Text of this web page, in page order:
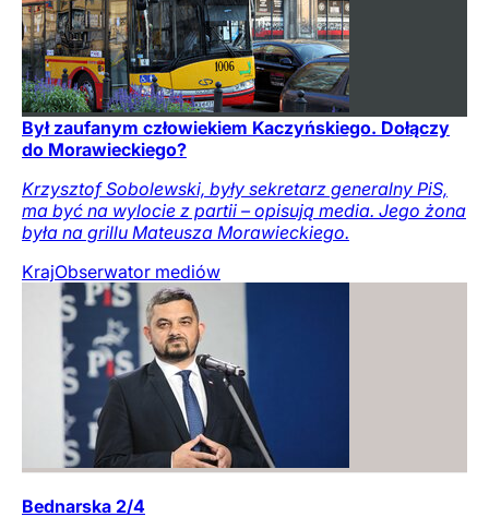
Był zaufanym człowiekiem Kaczyńskiego. Dołączy
do Morawieckiego?
Krzysztof Sobolewski, były sekretarz generalny PiS,
ma być na wylocie z partii – opisują media. Jego żona
była na grillu Mateusza Morawieckiego.
KrajObserwator mediów
Bednarska 2/4